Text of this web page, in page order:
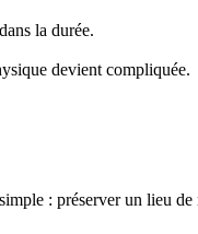
la durée.
devient compliquée.
: préserver un lieu